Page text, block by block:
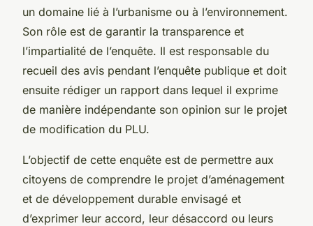
un domaine lié à l’urbanisme ou à l’environnement.
Son rôle est de garantir la transparence et
l’impartialité de l’enquête. Il est responsable du
recueil des avis pendant l’enquête publique et doit
ensuite rédiger un rapport dans lequel il exprime
de manière indépendante son opinion sur le projet
de modification du PLU.
L’objectif de cette enquête est de permettre aux
citoyens de comprendre le projet d’aménagement
et de développement durable envisagé et
d’exprimer leur accord, leur désaccord ou leurs